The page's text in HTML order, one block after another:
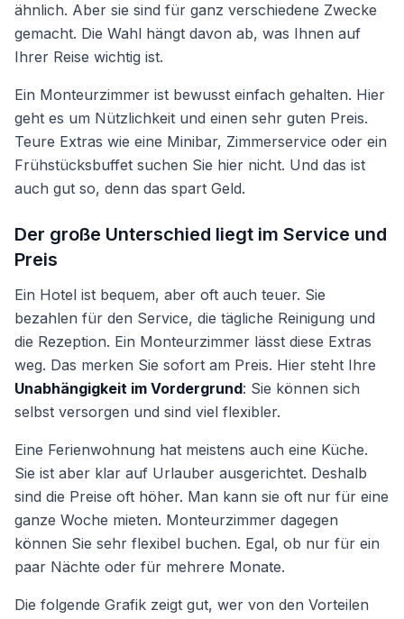
ähnlich. Aber sie sind für ganz verschiedene Zwecke
gemacht. Die Wahl hängt davon ab, was Ihnen auf
Ihrer Reise wichtig ist.
Ein Monteurzimmer ist bewusst einfach gehalten. Hier
geht es um Nützlichkeit und einen sehr guten Preis.
Teure Extras wie eine Minibar, Zimmerservice oder ein
Frühstücksbuffet suchen Sie hier nicht. Und das ist
auch gut so, denn das spart Geld.
Der große Unterschied liegt im Service und
Preis
Ein Hotel ist bequem, aber oft auch teuer. Sie
bezahlen für den Service, die tägliche Reinigung und
die Rezeption. Ein Monteurzimmer lässt diese Extras
weg. Das merken Sie sofort am Preis. Hier steht Ihre
Unabhängigkeit im Vordergrund: Sie können sich
selbst versorgen und sind viel flexibler.
Eine Ferienwohnung hat meistens auch eine Küche.
Sie ist aber klar auf Urlauber ausgerichtet. Deshalb
sind die Preise oft höher. Man kann sie oft nur für eine
ganze Woche mieten. Monteurzimmer dagegen
können Sie sehr flexibel buchen. Egal, ob nur für ein
paar Nächte oder für mehrere Monate.
Die folgende Grafik zeigt gut, wer von den Vorteilen